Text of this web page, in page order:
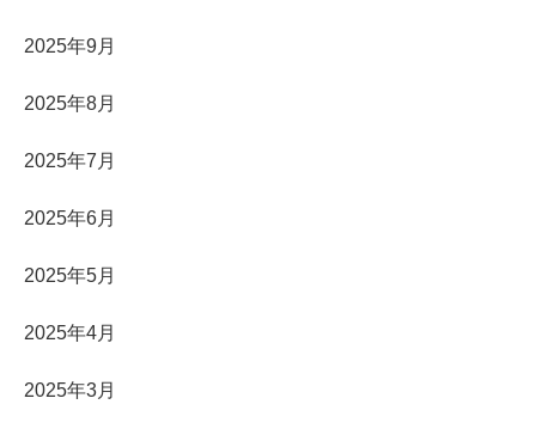
2025年9月
2025年8月
2025年7月
2025年6月
2025年5月
2025年4月
2025年3月